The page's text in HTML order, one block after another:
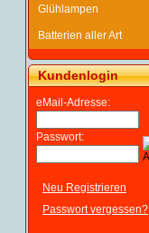
Glühlampen
Batterien aller Art
Kundenlogin
eMail-Adresse:
Passwort:
Neu Registrieren
Passwort vergessen?